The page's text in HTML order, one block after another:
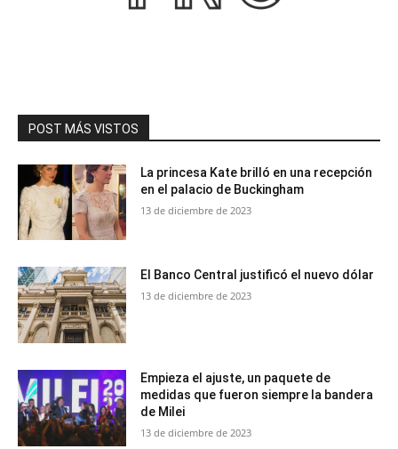
POST MÁS VISTOS
La princesa Kate brilló en una recepción
en el palacio de Buckingham
13 de diciembre de 2023
El Banco Central justificó el nuevo dólar
13 de diciembre de 2023
Empieza el ajuste, un paquete de
medidas que fueron siempre la bandera
de Milei
13 de diciembre de 2023